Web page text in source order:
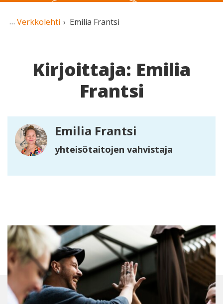
Verkkolehti Emilia Frantsi
Kirjoittaja: Emilia
Frantsi
Emilia Frantsi
yhteisötaitojen vahvistaja